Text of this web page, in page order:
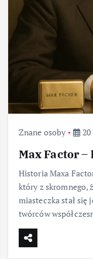
Znane osoby
Max Factor
Historia Maxa
który z skromnego,
miasteczka stał się
twórców